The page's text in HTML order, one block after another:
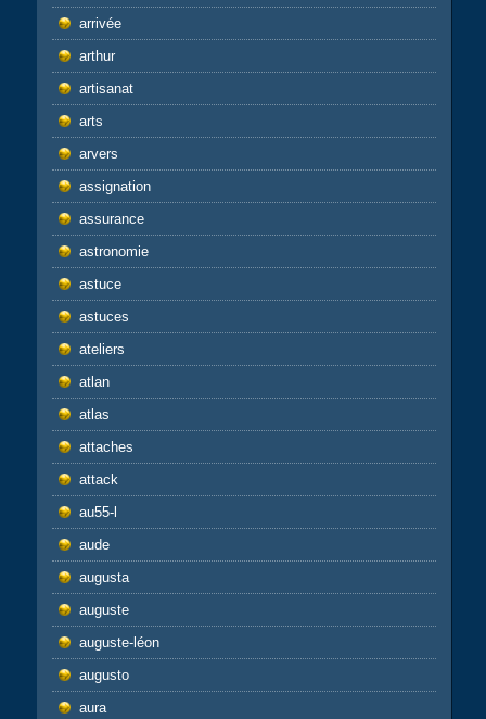
arrivée
arthur
artisanat
arts
arvers
assignation
assurance
astronomie
astuce
astuces
ateliers
atlan
atlas
attaches
attack
au55-l
aude
augusta
auguste
auguste-léon
augusto
aura